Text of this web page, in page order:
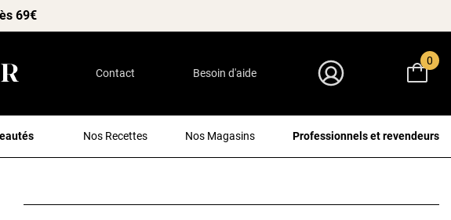
69€
Contact Besoin d'aide
0
Nos Recettes Nos Magasins Professionnels et revendeurs